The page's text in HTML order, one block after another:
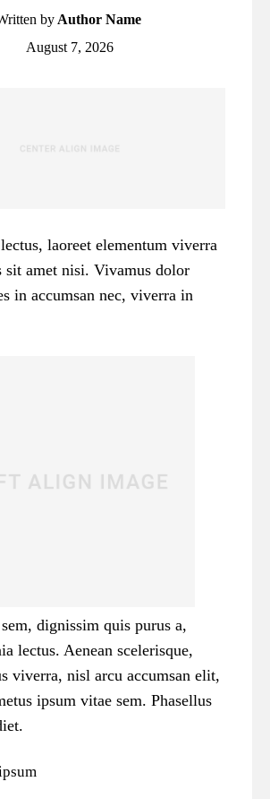
by Author Name
August 7, 2026
laoreet elementum viverra
sit amet nisi. Vivamus dolor
in accumsan nec, viverra in
dignissim quis purus a,
lectus. Aenean scelerisque,
viverra, nisl arcu accumsan elit,
ipsum vitae sem. Phasellus